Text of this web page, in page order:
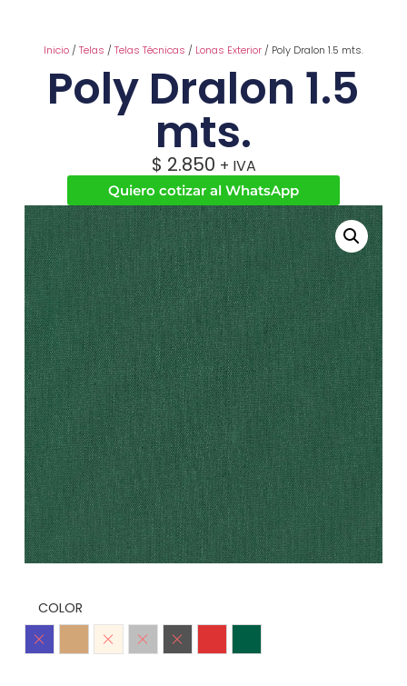
Inicio/Telas /Telas Técnicas / Lonas Exterior/ Poly Dralon 1.5 mts.
Poly Dralon 1.5
mts.
$ 2.850 + IVA
Quiero cotizar al WhatsApp
COLOR
AzulinoBeigeCrudoGris NegroRojo Verde Botella